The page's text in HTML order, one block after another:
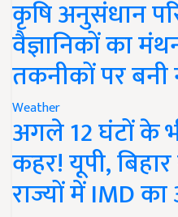
कृषि अनुसंधान
वैज्ञानिकों का
तकनीकों पर बनी
Weather
अगले 12 घंटों के
कहर! यूपी,
राज्यों में IMD